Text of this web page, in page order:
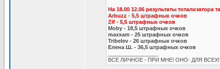
На 18.00 12.06 результаты тотализатора
Arbuzz - 5,5 штрафных очков
Zif - 5,5 штрафных очков
Moby - 18,5 штрафных очков
maxxam - 25 штрафных очков
Tribelev - 26 штрафных очков
Елена Ш. - 36,5 штрафных очков
ВСЕ ЛИЧНОЕ - ПРИ МНЕ! ОНО- ДЛЯ ВСЕХ!